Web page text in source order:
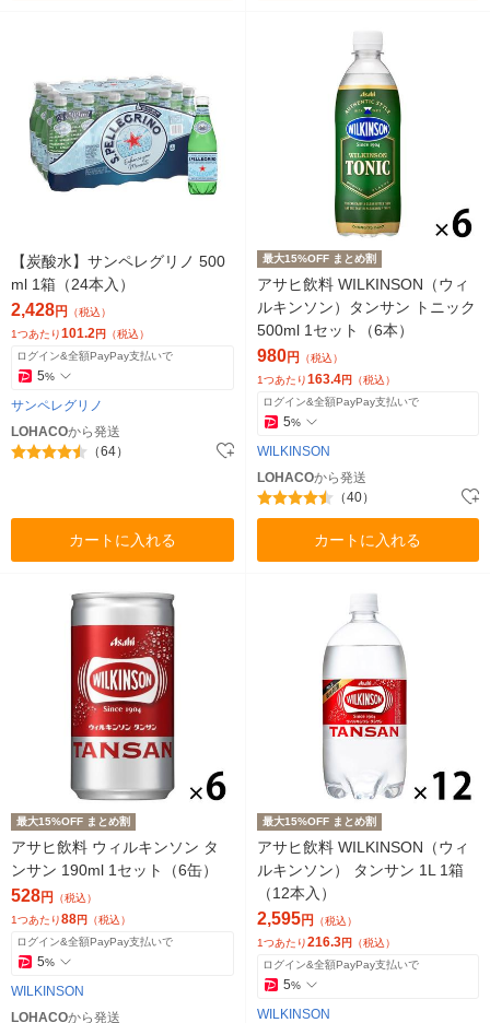
【炭酸水】サンペレグリノ 500
ml 1箱（24本入）
2,428円
（税込）
1つあたり101.2円 （税込）
ログイン&全額PayPay支払いで
5%
サンペレグリノ
LOHACOから発送
（64）
カートに入れる
最大15%OFF まとめ割
アサヒ飲料 WILKINSON（ウィ
ルキンソン）タンサン トニック
500ml 1セット（6本）
980円
（税込）
1つあたり163.4円 （税込）
ログイン&全額PayPay支払いで
5%
WILKINSON
LOHACOから発送
（40）
カートに入れる
最大15%OFF まとめ割
アサヒ飲料 ウィルキンソン タ
ンサン 190ml 1セット（6缶）
528円 （税込）
1つあたり88円 （税込）
ログイン&全額PayPay支払いで
5%
WILKINSON
LOHACOから発送
最大15%OFF まとめ割
アサヒ飲料 WILKINSON（ウィ
ルキンソン） タンサン 1L 1箱
（12本入）
2,595円 （税込）
1つあたり216.3円 （税込）
ログイン&全額PayPay支払いで
5%
WILKINSON